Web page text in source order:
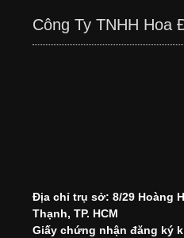
Công Ty TNHH Hoa
Địa chỉ trụ sở: 8/29 Hoàng
Thạnh, TP. HCM
Giấy chứng nhận đăng ký